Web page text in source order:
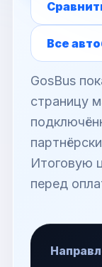
Все
GosBus
страницу
Итоговую
перед